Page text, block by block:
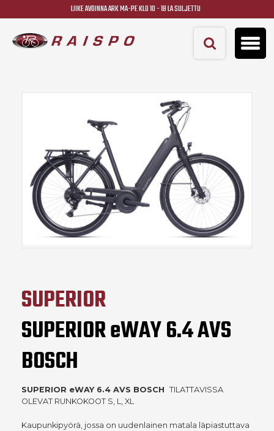
LIIKE AVOINNA ARK MA-PE KLO 10 - 18 LA SULJETTU
SUPERIOR
SUPERIOR eWAY 6.4 AVS
BOSCH
SUPERIOR eWAY 6.4 AVS BOSCH TILATTAVISSA
OLEVAT RUNKOKOOT S, L, XL
Kaupunkipyörä, jossa on uudenlainen matala läpiastuttava